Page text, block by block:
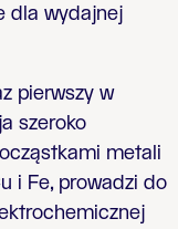
dla wydajnej
pierwszy w
szeroko
metali
i Fe, prowadzi do